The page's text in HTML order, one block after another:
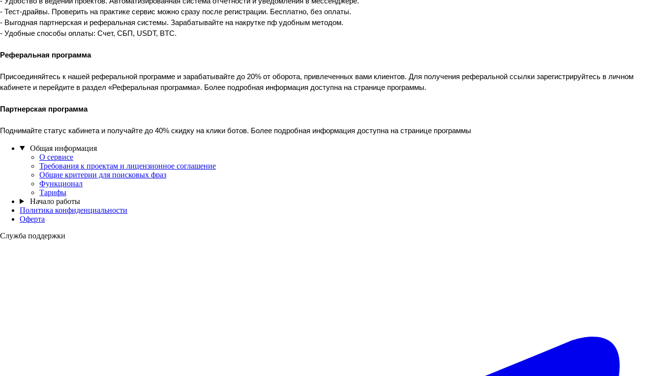
- Тест-драйвы. Проверить на практике сервис можно сразу после регистрации. Бесплатно, без оплаты.
- Выгодная партнерская и реферальная системы. Зарабатывайте на накрутке пф удобным методом.
- Удобные способы оплаты: Счет, СБП, USDT, BTC.
Реферальная программа
Присоединяйтесь к нашей реферальной программе и зарабатывайте до 20% от оборота, привлеченных вами клиентов. Для получения реферальной ссылки зарегистрируйтесь в личном
кабинете и перейдите в раздел «Реферальная программа». Более подробная информация доступна на странице программы.
Партнерская программа
Поднимайте статус кабинета и получайте до 40% скидку на клики ботов. Более подробная информация доступна на странице программы
Общая информация
О сервисе
Требования к проектам и лицензионное соглашение
Общие критерии для поисковых фраз
Функционал
Тарифы
Начало работы
Политика конфиденциальности
Оферта
Служба поддержки